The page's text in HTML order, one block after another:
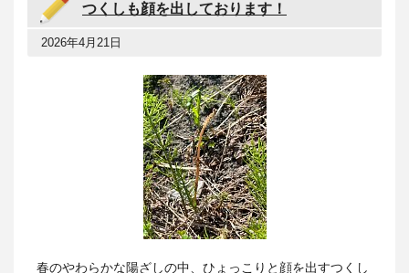
つくしも顔を出しております！
2026年4月21日
春のやわらかな陽ざしの中、ひょっこりと顔を出すつくし